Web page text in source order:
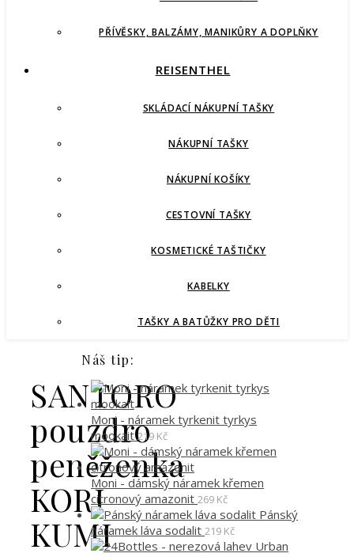
PŘÍVĚSKY, BALZÁMY, MANIKŮRY A DOPLŇKY
REISENTHEL
SKLÁDACÍ NÁKUPNÍ TAŠKY
NÁKUPNÍ TAŠKY
NÁKUPNÍ KOŠÍKY
CESTOVNÍ TAŠKY
KOSMETICKÉ TAŠTIČKY
KABELKY
TAŠKY A BATŮŽKY PRO DĚTI
SANTORO
pouzdro
peněženka
KORI
KUMI
Náš tip:
Moni - náramek tyrkenit tyrkys
mookait 219 Kč
Moni - dámský náramek křemen
citronový amazonit 269 Kč
Pánský
náramek láva sodalit 219 Kč